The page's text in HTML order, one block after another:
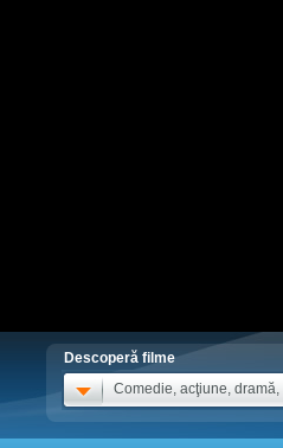
Descoperă filme
Comedie, acţiune, dramă,